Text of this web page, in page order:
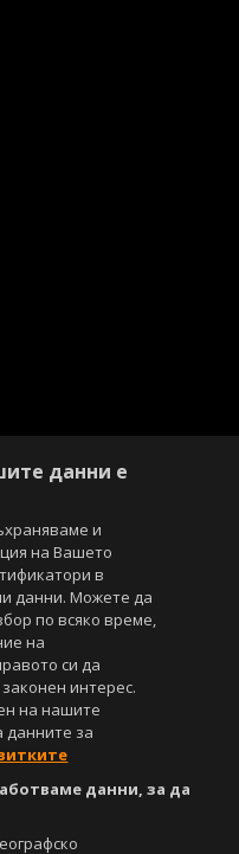
данни е
и
на Вашето
в
данни. Можете да
по всяко време,
на
си да
интерес.
на нашите
данните за
данни, за да